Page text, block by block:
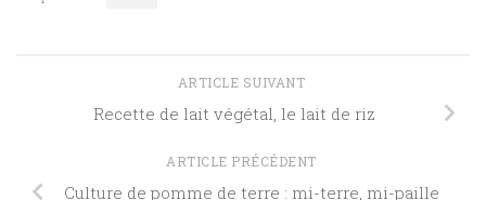
ARTICLE SUIVANT
Recette de lait végétal, le lait de riz
ARTICLE PRÉCÉDENT
Culture de pomme de terre : mi-terre, mi-paille